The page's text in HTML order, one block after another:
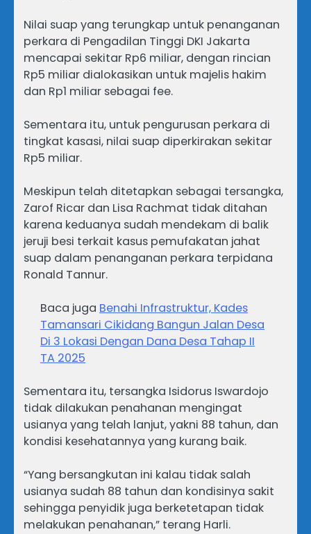
Nilai suap yang terungkap untuk penanganan
perkara di Pengadilan Tinggi DKI Jakarta
mencapai sekitar Rp6 miliar, dengan rincian
Rp5 miliar dialokasikan untuk majelis hakim
dan Rp1 miliar sebagai fee.
Sementara itu, untuk pengurusan perkara di
tingkat kasasi, nilai suap diperkirakan sekitar
Rp5 miliar.
Meskipun telah ditetapkan sebagai tersangka,
Zarof Ricar dan Lisa Rachmat tidak ditahan
karena keduanya sudah mendekam di balik
jeruji besi terkait kasus pemufakatan jahat
suap dalam penanganan perkara terpidana
Ronald Tannur.
Baca juga Benahi Infrastruktur, Kades
Tamansari Cikidang Bangun Jalan Desa
Di 3 Lokasi Dengan Dana Desa Tahap II
TA 2025
Sementara itu, tersangka Isidorus Iswardojo
tidak dilakukan penahanan mengingat
usianya yang telah lanjut, yakni 88 tahun, dan
kondisi kesehatannya yang kurang baik.
“Yang bersangkutan ini kalau tidak salah
usianya sudah 88 tahun dan kondisinya sakit
sehingga penyidik juga berketetapan tidak
melakukan penahanan,” terang Harli.